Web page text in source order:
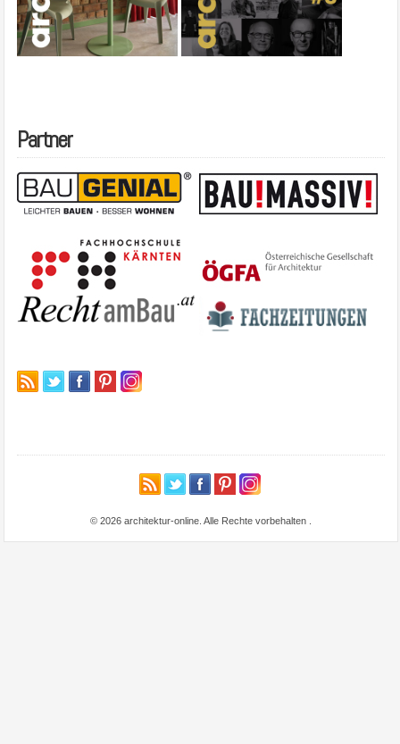
Partner
© 2026 architektur-online. Alle Rechte vorbehalten .